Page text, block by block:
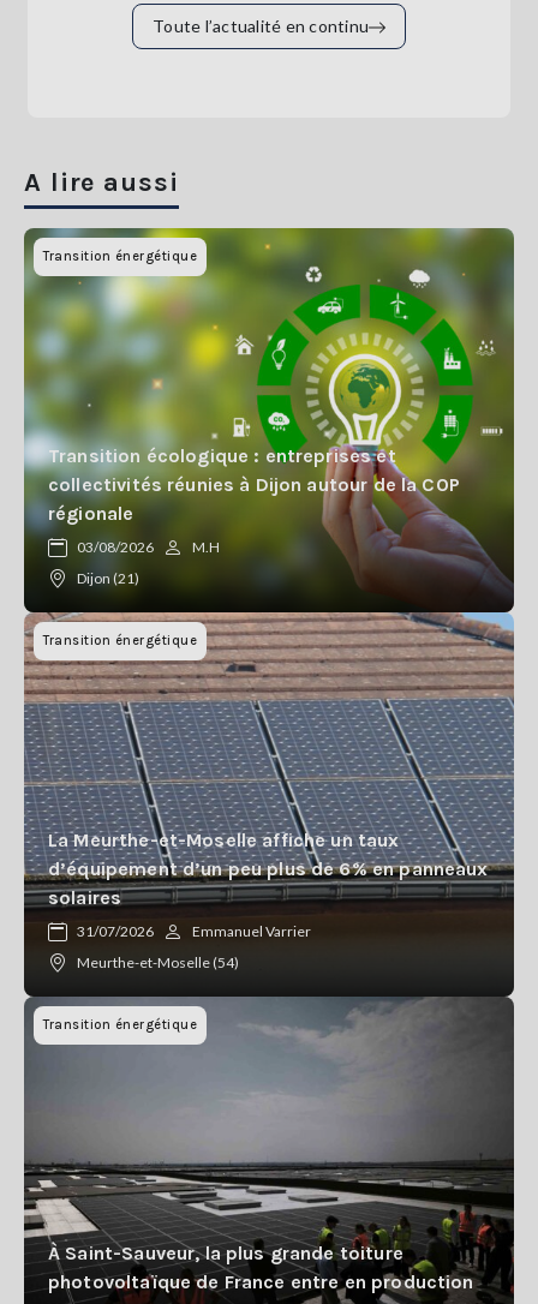
Toute l’actualité en continu
A lire aussi
Transition énergétique
Transition écologique : entreprises et
collectivités réunies à Dijon autour de la COP
régionale
03/08/2026
M.H
Dijon (21)
Transition énergétique
La Meurthe-et-Moselle affiche un taux
d’équipement d’un peu plus de 6% en panneaux
solaires
31/07/2026
Emmanuel Varrier
Meurthe-et-Moselle (54)
Transition énergétique
À Saint-Sauveur, la plus grande toiture
photovoltaïque de France entre en production